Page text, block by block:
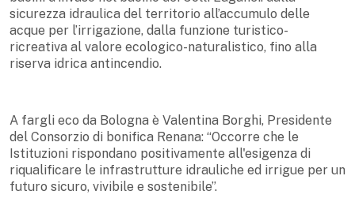
sicurezza idraulica del territorio all’accumulo delle
acque per l’irrigazione, dalla funzione turistico-
ricreativa al valore ecologico-naturalistico, fino alla
riserva idrica antincendio.
A fargli eco da Bologna è Valentina Borghi, Presidente
del Consorzio di bonifica Renana: “Occorre che le
Istituzioni rispondano positivamente all'esigenza di
riqualificare le infrastrutture idrauliche ed irrigue per un
futuro sicuro, vivibile e sostenibile”.